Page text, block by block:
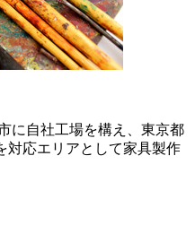
に自社工場を構え、東京都
対応エリアとして家具製作